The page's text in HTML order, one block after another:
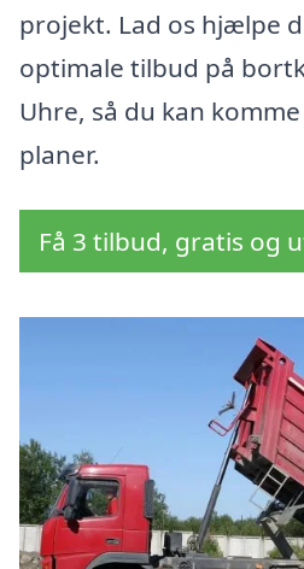
projekt. Lad os hjælpe
optimale tilbud på
Uhre, så du kan
planer.
Få 3 tilbud, gratis og